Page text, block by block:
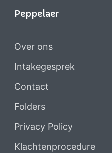
Peppelaer
Over ons
Intakegesprek
Contact
Folders
Privacy Policy
Klachtenprocedure